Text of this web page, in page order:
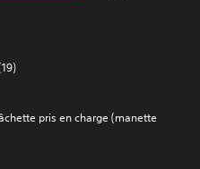
pris en charge (manette